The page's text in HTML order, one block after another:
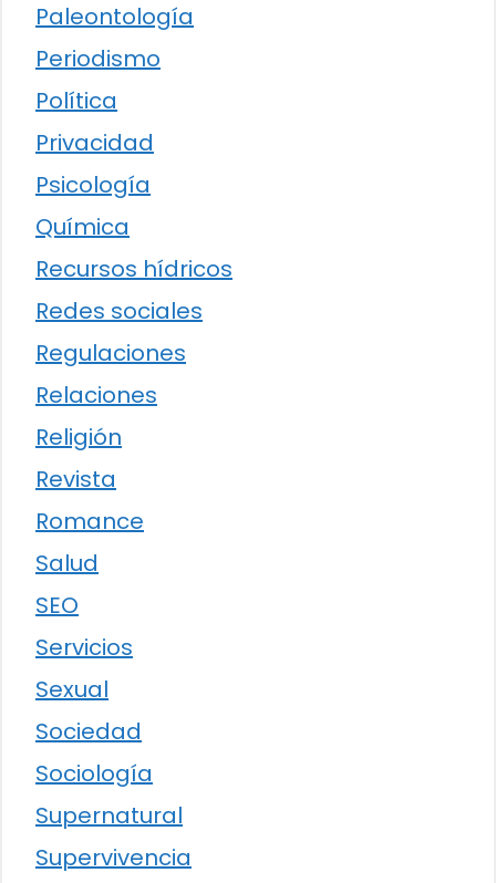
Paleontología
Periodismo
Política
Privacidad
Psicología
Química
Recursos hídricos
Redes sociales
Regulaciones
Relaciones
Religión
Revista
Romance
Salud
SEO
Servicios
Sexual
Sociedad
Sociología
Supernatural
Supervivencia